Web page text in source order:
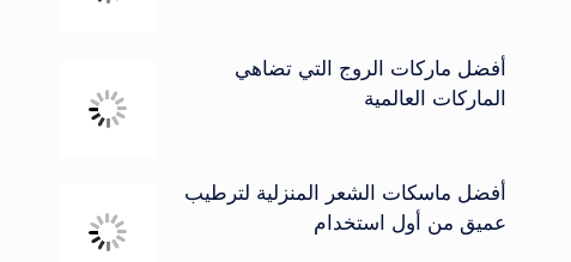
أفضل ماركات الروج التي تضاهي
الماركات العالمية
أفضل ماسكات الشعر المنزلية لترطيب
عميق من أول استخدام